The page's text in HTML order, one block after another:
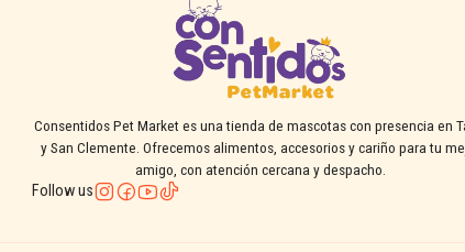
Consentidos Pet Market es una tienda de mascotas con presencia en
y San Clemente. Ofrecemos alimentos, accesorios y cariño para tu
amigo, con atención cercana y despacho.
Follow us